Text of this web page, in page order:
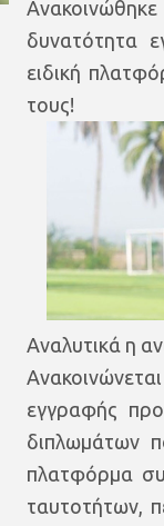
δυνατότητα
ειδική
τους!
Αναλυτικά η
εγγραφής
διπλωμάτων
πλατφόρμα
ταυτοτήτων,